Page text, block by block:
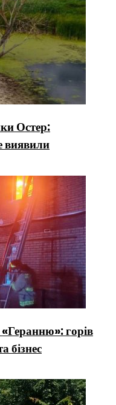
Остер:
виявили
горів
бізнес